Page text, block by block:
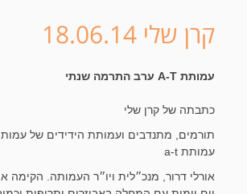
קרן שלי 18.06.14
עמותת A-T ערב התרמה שנתי
כתבתה של קרן שלי
עמותת a-t
אורלי דרור, מנכ״לית ויו״ר העמותה.